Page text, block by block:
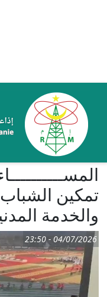
تمكين
والخدمة
04/07/2026 - 23:50